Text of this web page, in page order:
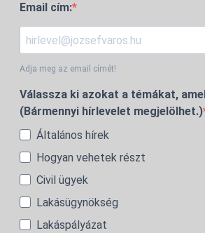
Email cím:
Adja meg az email címét!
Válassza ki azokat a témákat,
(Bármennyi hírlevelet megjelölhet.)
Általános hírek
Hogyan vehetek részt
Civil ügyek
Lakásügynökség
Lakáspályázat